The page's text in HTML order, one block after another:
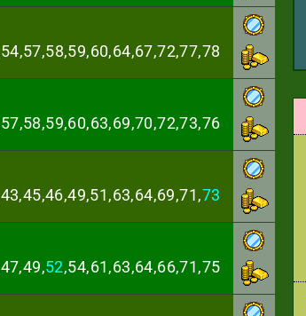
54,57,58,59,60,64,67,72,77,78
57,58,59,60,63,69,70,72,73,76
43,45,46,49,51,63,64,69,71,73
47,49,52,54,61,63,64,66,71,75